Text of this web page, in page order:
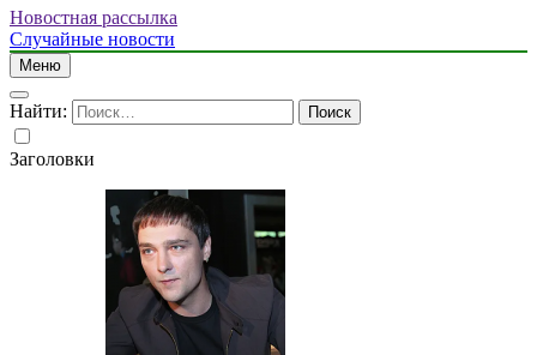
Новостная рассылка
Случайные новости
Меню
Найти:
Заголовки